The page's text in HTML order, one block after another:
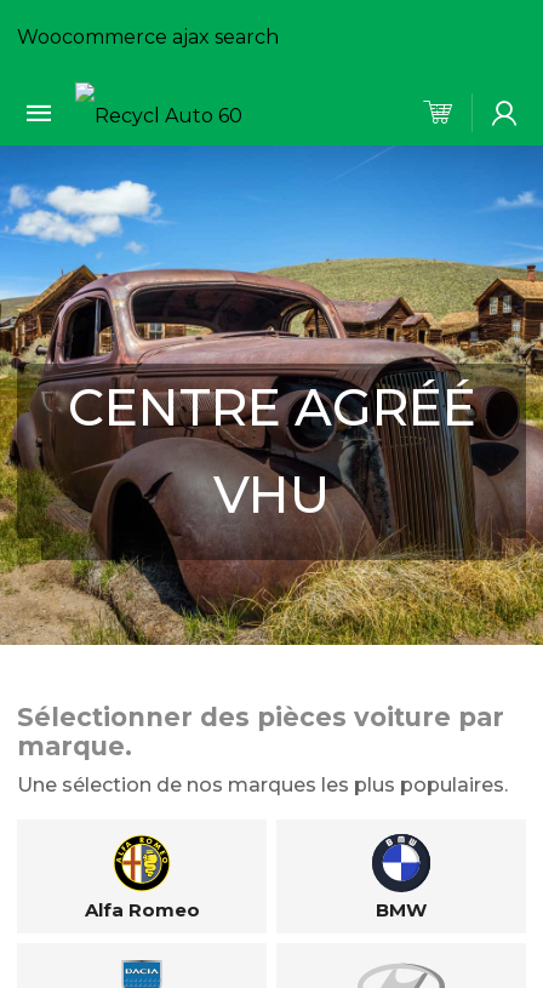
Woocommerce ajax search
CENTRE AGRÉÉ
VHU
Sélectionner des pièces voiture par
marque.
Une sélection de nos marques les plus populaires.
Alfa Romeo BMW